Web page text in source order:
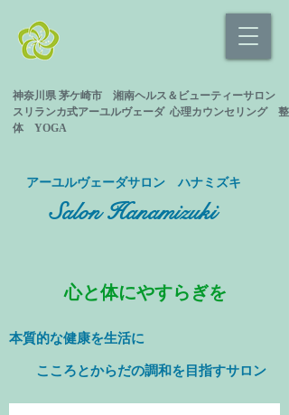
神奈川県 茅ケ崎市 湘南ヘルス＆ビューティーサロン
スリランカ式アーユルヴェーダ 心理カウンセリング 整
体 YOGA
​アーユルヴェーダサロン ハナミズキ
Salon Hanamizuki
心と体にやすらぎを
本質的な健康を生活に
​ こころとからだの調和を目指すサロン